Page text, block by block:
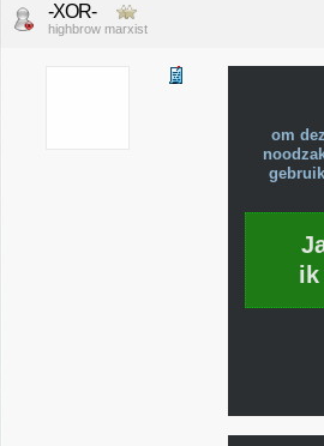
-XOR-
highbrow marxist
om
ik